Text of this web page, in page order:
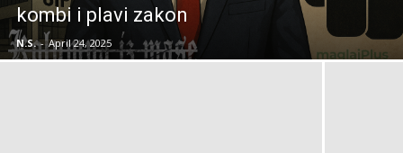
kombi i plavi zakon
N.S. - April 24, 2025